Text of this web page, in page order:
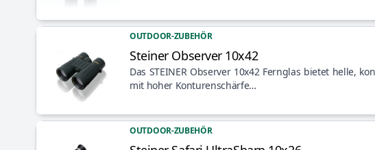
Artikel anzeigen
OUTDOOR-ZUBEHÖR
Steiner Observer 10x42
Das STEINER Observer 10x42 Fernglas bietet helle,
mit hoher Konturenschärfe…
OUTDOOR-ZUBEHÖR